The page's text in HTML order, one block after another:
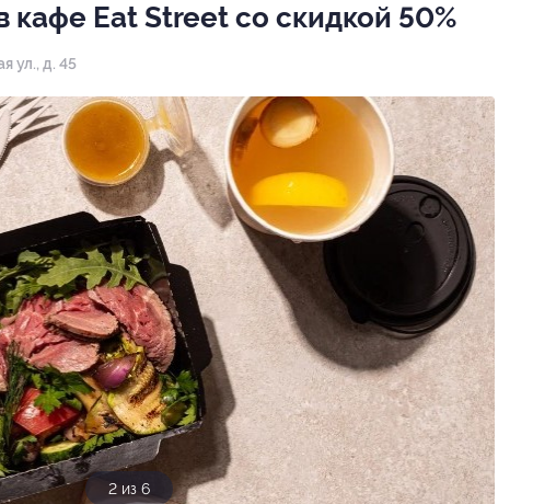
кафе Eat Street со скидкой 50%
ул., д. 45
3 из 6